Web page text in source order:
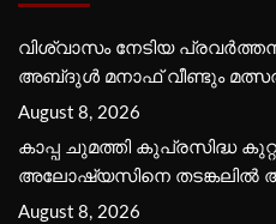
വിശ്വാസം നേടിയ
അബ്‌ദുൾ മനാഫ് വീണ്ടും
August 8, 2026
കാപ്പ ചുമത്തി കുപ്രസിദ്ധ
അലോഷ്യസിനെ തടങ്കലിൽ
August 8, 2026